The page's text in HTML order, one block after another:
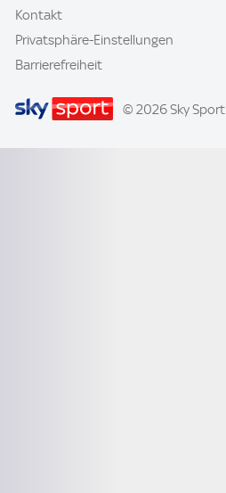
Kontakt
Privatsphäre-Einstellungen
Barrierefreiheit
© 2026 Sky Sport